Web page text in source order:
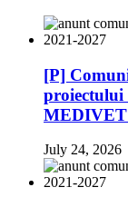
[P]
July 24, 2026